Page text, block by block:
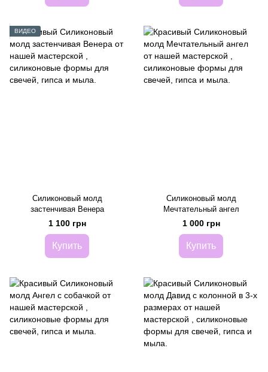
ВИДЕО
Силиконовый молд
застенчивая Венера
1 100 грн
Купить
Силиконовый молд
Мечтательный ангел
1 000 грн
Купить